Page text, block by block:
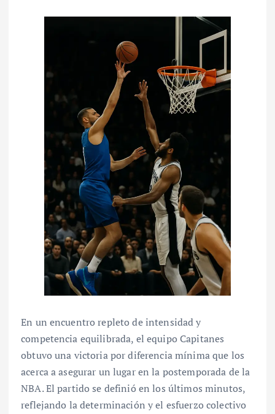
En un encuentro repleto de intensidad y
competencia equilibrada, el equipo Capitanes
obtuvo una victoria por diferencia mínima que los
acerca a asegurar un lugar en la postemporada de la
NBA. El partido se definió en los últimos minutos,
reflejando la determinación y el esfuerzo colectivo